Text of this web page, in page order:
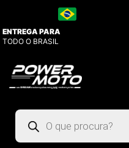
ENTREGA PARA
TODO O BRASIL
Pesquisar
produtos